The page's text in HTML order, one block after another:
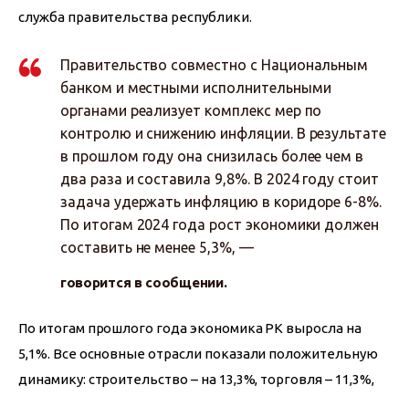
служба правительства республики.
Правительство совместно с Национальным
банком и местными исполнительными
органами реализует комплекс мер по
контролю и снижению инфляции. В результате
в прошлом году она снизилась более чем в
два раза и составила 9,8%. В 2024 году стоит
задача удержать инфляцию в коридоре 6-8%.
По итогам 2024 года рост экономики должен
составить не менее 5,3%, —
говорится в сообщении.
По итогам прошлого года экономика РК выросла на
5,1%. Все основные отрасли показали положительную
динамику: строительство – на 13,3%, торговля – 11,3%,